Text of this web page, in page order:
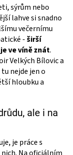
sýrům nebo
lahve si snadno
večernímu
-širší
ve víně znát.
Velkých Bílovic a
nejde jen o
hloubku a
ale i na
je práce s
Na oficiálním